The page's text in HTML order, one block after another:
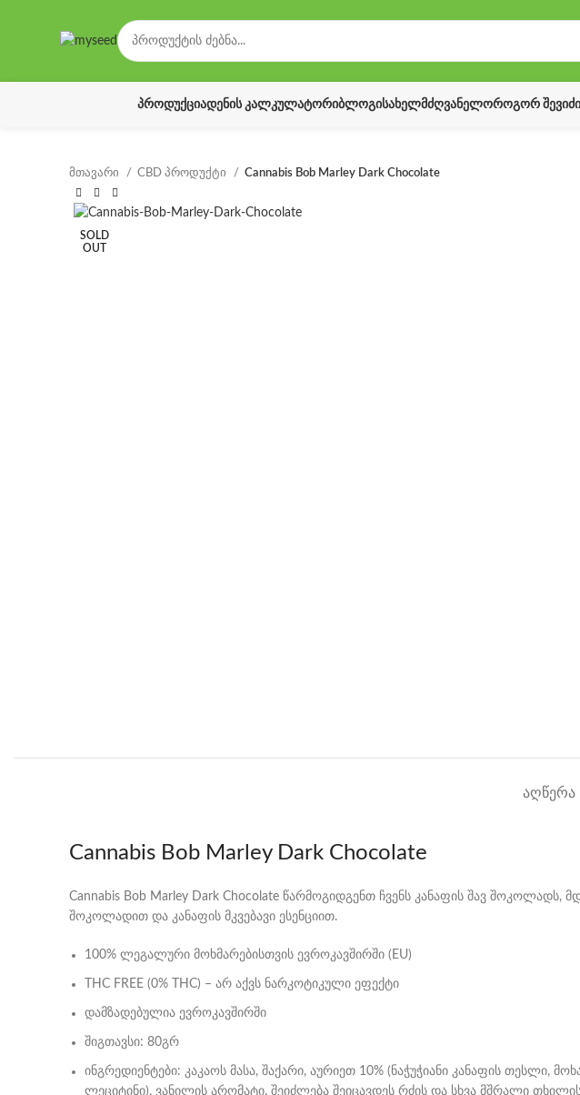
ᲞᲠᲝᲓᲣᲥᲪᲘᲐᲓᲔᲜᲘᲡ ᲙᲐᲚᲙᲣᲚᲐᲢᲝᲠᲘᲑᲚᲝᲒᲘᲡᲐᲮᲔᲚᲛᲫᲦᲕᲐᲜᲔᲚᲝᲠᲝᲒᲝᲠ
მთავარი CBD პროდუქტი Cannabis Bob Marley Dark Chocolate
SOLD
OUT
ᲐᲦᲬᲔᲠᲐ
Cannabis Bob Marley Dark Chocolate
Cannabis Bob Marley Dark Chocolate წარმოგიდგენთ ჩვენს კანაფის შავ
შოკოლადით და კანაფის მკვებავი ესენციით.
100% ლეგალური მოხმარებისთვის ევროკავშირში (EU)
THC FREE (0% THC) – არ აქვს ნარკოტიკული ეფექტი
დამზადებულია ევროკავშირში
შიგთავსი: 80გრ
ინგრედიენტები: კაკაოს მასა, შაქარი, აურიეთ 10% (ნაჭუჭიანი კანაფის
ლეციტინი), ვანილის არომატი. შეიძლება შეიცავდეს რძის და სხვა მშრალი